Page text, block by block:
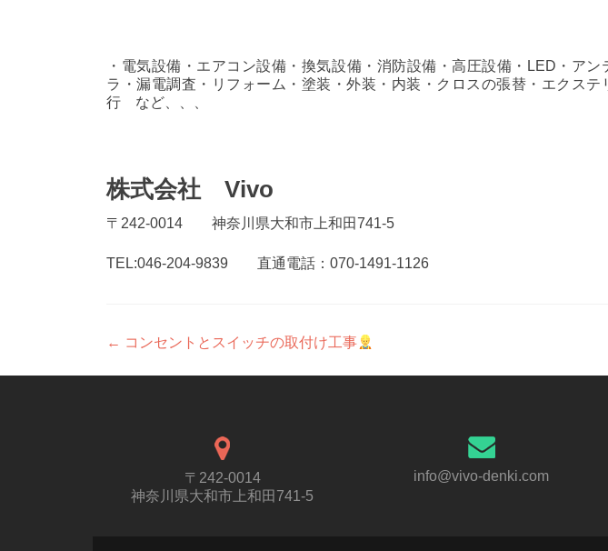
・電気設備・エアコン設備・換気設備・消防設備・高圧設備・LED・ア
ラ・漏電調査・リフォーム・塗装・外装・内装・クロスの張替・エクス
行 など、、、
株式会社 Vivo
〒242-0014 神奈川県大和市上和田741-5
TEL:046-204-9839 直通電話：070-1491-1126
投
稿
← コンセントとスイッチの取付け工事
〒242-0014
神奈川県大和市上和田741-5
info@vivo-denki.com